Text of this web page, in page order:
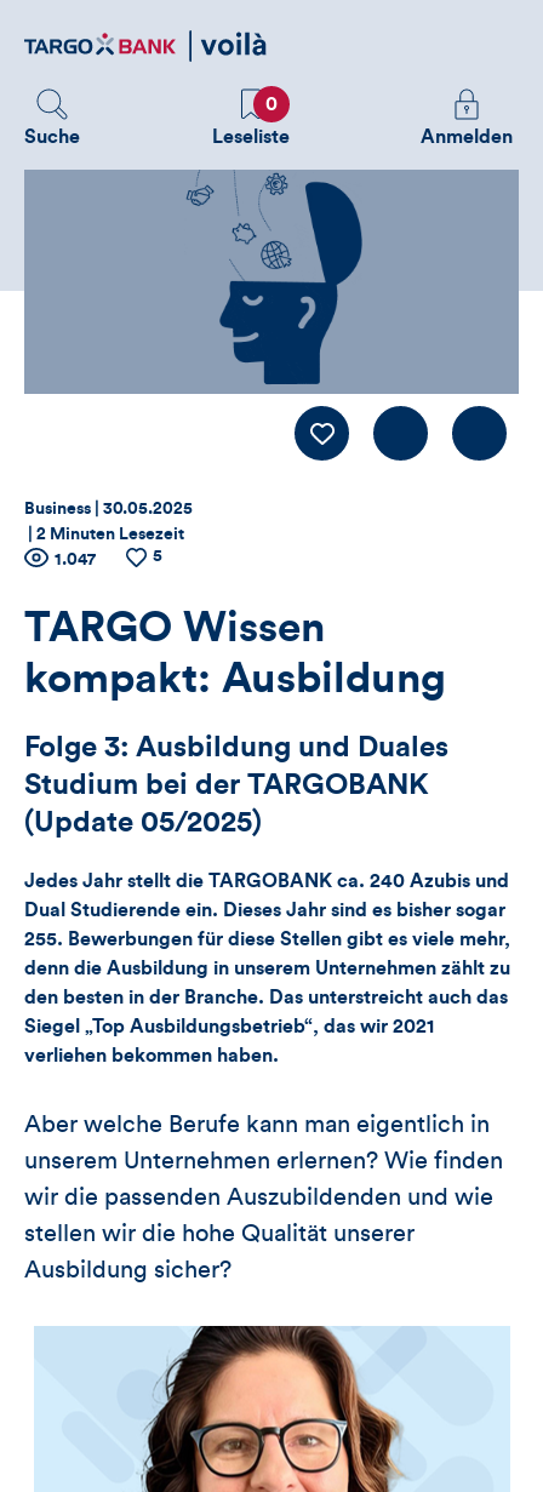
zum
Suche
Favoriten
0
Leseliste
Melden
Sie
Anmelden
LIKE Kommentieren
Thema:
Business | Datum:
30.05.2025
2 Minuten Lesezeit
Zähler
für
Views,
Likes
und
Kommentare
dieses
Artikels
Anzahl
Views
1.047
Anzahl
Likes
5
TARGO Wissen
kompakt: Ausbildung
Folge 3: Ausbildung und Duales
Studium bei der TARGOBANK
(Update 05/2025)
Jedes Jahr stellt die TARGOBANK ca. 240 Azubis und
Dual Studierende ein. Dieses Jahr sind es bisher sogar
255. Bewerbungen für diese Stellen gibt es viele mehr,
denn die Ausbildung in unserem Unternehmen zählt zu
den besten in der Branche. Das unterstreicht auch das
Siegel „Top Ausbildungsbetrieb“, das wir 2021
verliehen bekommen haben.
Aber welche Berufe kann man eigentlich in
unserem Unternehmen erlernen? Wie finden
wir die passenden Auszubildenden und wie
stellen wir die hohe Qualität unserer
Ausbildung sicher?